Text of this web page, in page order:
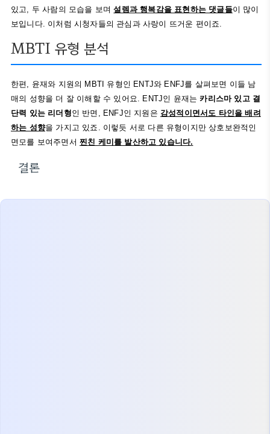
있고, 두 사람의 모습을 보며설렘과 행복감을 표현하는 댓글들이 많이
보입니다. 이처럼 시청자들의 관심과 사랑이 뜨거운 편이죠.
MBTI 유형 분석
한편, 윤재와 지원의 MBTI 유형인 ENTJ와 ENFJ를 살펴보면 이들 남
매의 성향을 더 잘 이해할 수 있어요. ENTJ인 윤재는카리스마 있고 결
단력 있는 리더형인 반면, ENFJ인 지원은 감성적이면서도 타인을 배려
하는 성향을 가지고 있죠. 이렇듯 서로 다른 유형이지만 상호보완적인
면모를 보여주면서 찐친 케미를 발산하고 있습니다.
결론